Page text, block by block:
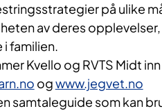
på ulike
av deres
familien.
Kvello og RVTS Midt
ogwww.jegvet.no
samtaleguide som kan